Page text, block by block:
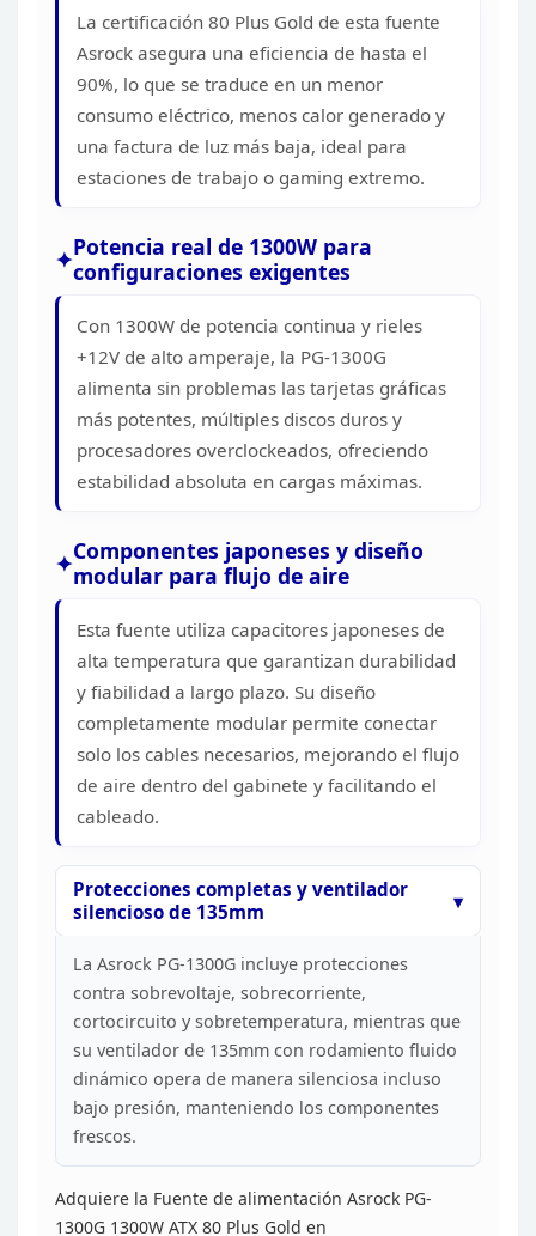
La certificación 80 Plus Gold de esta fuente
Asrock asegura una eficiencia de hasta el
90%, lo que se traduce en un menor
consumo eléctrico, menos calor generado y
una factura de luz más baja, ideal para
estaciones de trabajo o gaming extremo.
Potencia real de 1300W para
configuraciones exigentes
Con 1300W de potencia continua y rieles
+12V de alto amperaje, la PG-1300G
alimenta sin problemas las tarjetas gráficas
más potentes, múltiples discos duros y
procesadores overclockeados, ofreciendo
estabilidad absoluta en cargas máximas.
Componentes japoneses y diseño
modular para flujo de aire
Esta fuente utiliza capacitores japoneses de
alta temperatura que garantizan durabilidad
y fiabilidad a largo plazo. Su diseño
completamente modular permite conectar
solo los cables necesarios, mejorando el flujo
de aire dentro del gabinete y facilitando el
cableado.
Protecciones completas y ventilador
silencioso de 135mm
La Asrock PG-1300G incluye protecciones
contra sobrevoltaje, sobrecorriente,
cortocircuito ysobretemperatura, mientras que
su ventilador de 135mm con rodamiento fluido
dinámico opera de manera silenciosa incluso
bajo presión, manteniendo los componentes
frescos.
Adquiere la Fuente de alimentación Asrock PG-
1300G 1300W ATX 80 Plus Gold en